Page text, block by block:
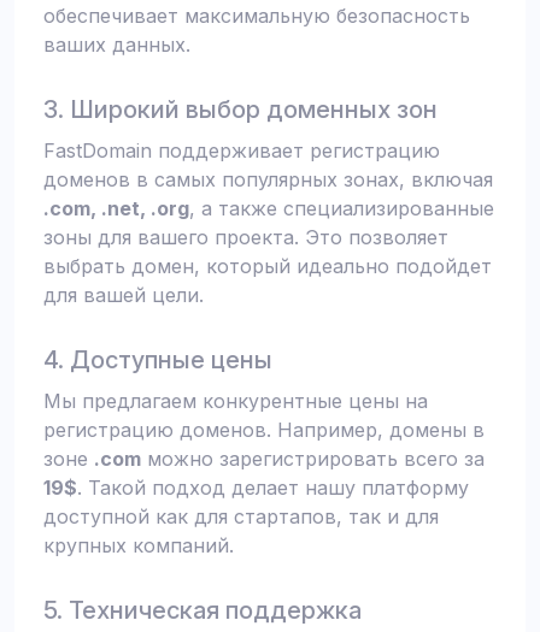
обеспечивает максимальную безопасность
ваших данных.
3. Широкий выбор доменных зон
FastDomain поддерживает регистрацию
доменов в самых популярных зонах, включая
.com, .net, .org, а также специализированные
зоны для вашего проекта. Это позволяет
выбрать домен, который идеально подойдет
для вашей цели.
4. Доступные цены
Мы предлагаем конкурентные цены на
регистрацию доменов. Например, домены в
зоне .com можно зарегистрировать всего за
19$. Такой подход делает нашу платформу
доступной как для стартапов, так и для
крупных компаний.
5. Техническая поддержка